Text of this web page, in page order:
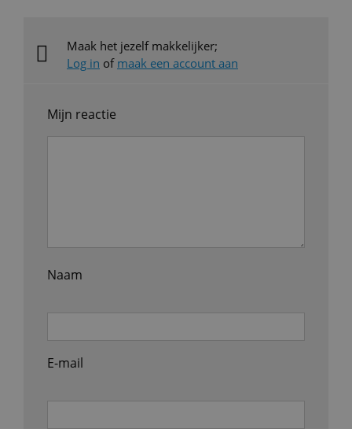
Maak het jezelf makkelijker;
Log in of maak een account aan
Mijn reactie
Naam
E-mail